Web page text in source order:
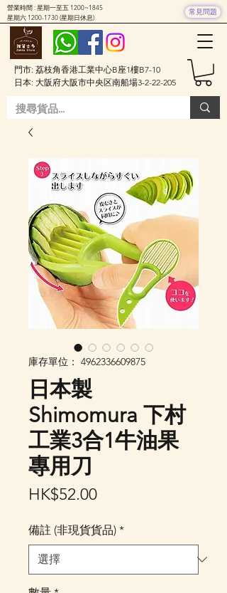
門市: 荔枝角香港工業中心B座1樓B7-10
日本: 大阪府大阪市中央区南船場3-2-22-205
營業時間 : 星期一至五 1200~1845
星期六 1200-1730(星期日休息)
常見問題
庫存單位： 4962336609875
日本製
Shimomura 下村
工業3合1牛油果
專用刀
HK$52.00價
備註 (非現貨貨品) *